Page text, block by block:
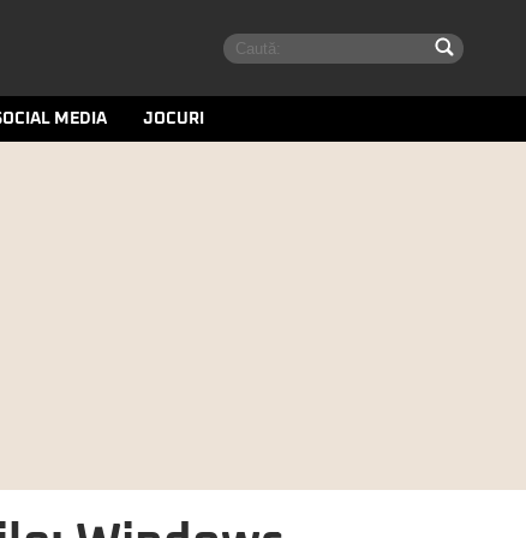
MEDIA JOCURI